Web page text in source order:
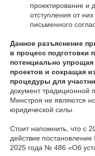
проектирование и
отступления от
письменного
Данное разъяснение
в процесс подготовки
потенциально
проектов и сокращая
процедуры для
документ традиционной
Минстроя не являются
юридической силы.
Стоит напомнить, что с
действие
2025 года № 486 «Об